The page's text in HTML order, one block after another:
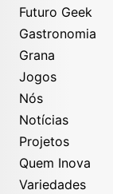
Futuro Geek
Gastronomia
Grana
Jogos
Nós
Notícias
Projetos
Quem Inova
Variedades